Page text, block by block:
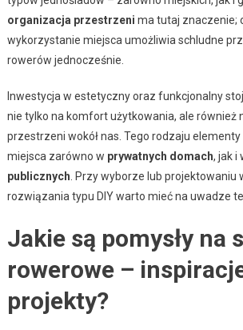
organizacja przestrzeni ma tutaj znaczenie;
wykorzystanie miejsca umożliwia schludne
rowerów jednocześnie.
Inwestycja w estetyczny oraz funkcjonalny
nie tylko na komfort użytkowania, ale również
przestrzeni wokół nas. Tego rodzaju
miejsca zarówno w prywatnych domach, jak i
publicznych . Przy wyborze lub projektowaniu
rozwiązania typu DIY warto mieć na uwadze
Jakie są pomysły na
rowerowe –
projekty?